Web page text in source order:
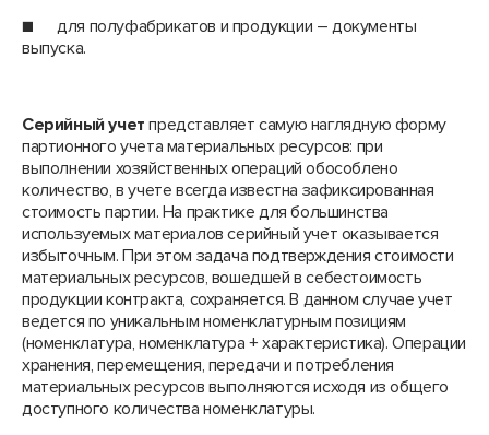
■ для полуфабрикатов и продукции – документы
выпуска.
Серийный учет представляет самую наглядную форму
партионного учета материальных ресурсов: при
выполнении хозяйственных операций обособлено
количество, в учете всегда известна зафиксированная
стоимость партии. На практике для большинства
используемых материалов серийный учет оказывается
избыточным. При этом задача подтверждения стоимости
материальных ресурсов, вошедшей в себестоимость
продукции контракта, сохраняется. В данном случае учет
ведется по уникальным номенклатурным позициям
(номенклатура, номенклатура + характеристика). Операции
хранения, перемещения, передачи и потребления
материальных ресурсов выполняются исходя из общего
доступного количества номенклатуры.